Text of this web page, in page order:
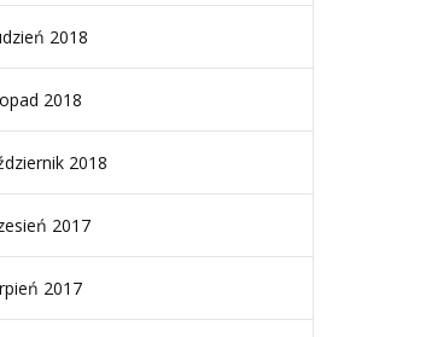
2018
2018
2018
2017
2017